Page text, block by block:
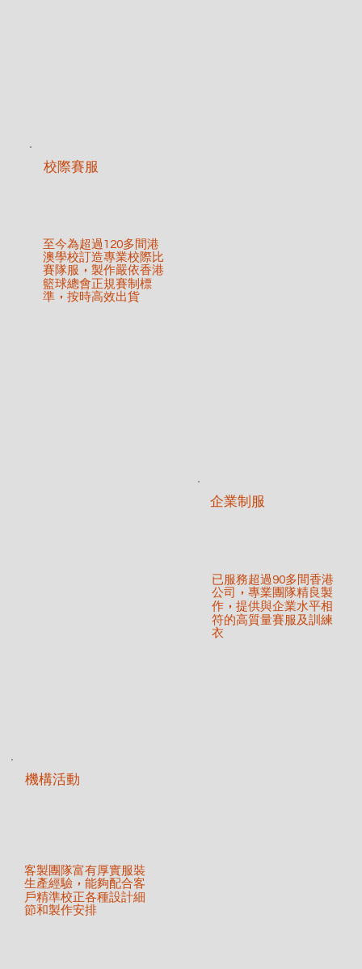
機構活動
客製團隊富有厚實服裝
生產經驗 ，能夠配合客
戶精準校正各種設計細
節和製作安排
校際賽服
至今為超過120多間港
澳學校訂造專業校際比
賽隊服 ，製作嚴依香港
籃球總會正規賽制標
準 ，按時高效出貨
企業制服
已服務超過90多間香港
公司
， 專業團隊精良製
作， 提供與企業水平相
符的高質量賽服及訓練
衣